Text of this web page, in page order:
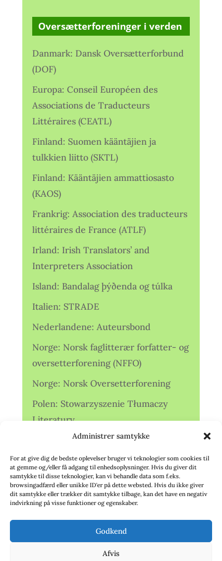
Administrer samtykke
For at give dig de bedste oplevelser bruger vi teknologier som cookies til
at gemme og/eller få adgang til enhedsoplysninger. Hvis du giver dit
samtykke til disse teknologier, kan vi behandle data som f.eks.
browsingadfærd eller unikke ID'er på dette websted. Hvis du ikke giver
dit samtykke eller trækker dit samtykke tilbage, kan det have en negativ
indvirkning på visse funktioner og egenskaber.
Godkend
Afvis
Oversætterforeninger i verden
Danmark: Dansk Oversætterforbund
(DOF)
Europa: Conseil Européen des
Associations de Traducteurs
Littéraires (CEATL)
Finland: Suomen kääntäjien ja
tulkkien liitto (SKTL)
Finland: Kääntäjien ammattiosasto
(KAOS)
Frankrig: Association des traducteurs
littéraires de France (ATLF)
Irland: Irish Translators’ and
Interpreters Association
Island: Bandalag þýðenda og túlka
Italien: STRADE
Nederlandene: Auteursbond
Norge: Norsk faglitterær forfatter- og
oversetterforening (NFFO)
Norge: Norsk Oversetterforening
Polen: Stowarzyszenie Tłumaczy
Literatury
Storbritannien: Translators
Association (TA)
Sverige: Översättarsektionen (Ö.)
Sverige: Översättarcentrum (ÖC)
deutschsprachiger Übersetzer (VdÜ)